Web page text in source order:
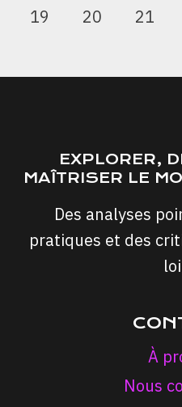
PAGE
précédente
19
20 21
EXPLORER,
MAÎTRISER LE
Des analyses
pratiques et des
À
Nous